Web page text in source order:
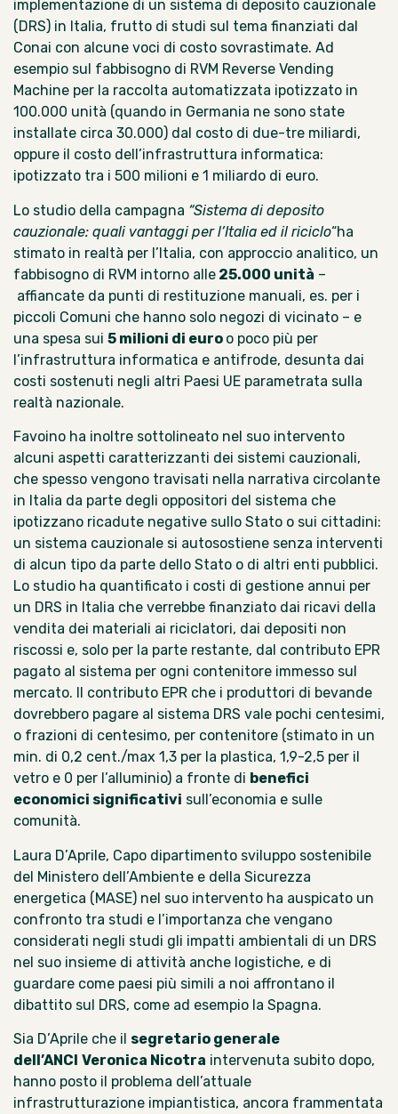
implementazione di un sistema di deposito cauzionale
(DRS) in Italia, frutto di studi sul tema finanziati dal
Conai con alcune voci di costo sovrastimate. Ad
esempio sul fabbisogno di RVM Reverse Vending
Machine per la raccolta automatizzata ipotizzato in
100.000 unità (quando in Germania ne sono state
installate circa 30.000) dal costo di due-tre miliardi,
oppure il costo dell’infrastruttura informatica:
ipotizzato tra i 500 milioni e 1 miliardo di euro.
Lo studio della campagna “Sistema di deposito
cauzionale: quali vantaggi per l’Italia ed il riciclo“ha
stimato in realtà per l’Italia, con approccio analitico, un
fabbisogno di RVM intorno alle 25.000 unità –
affiancate da punti di restituzione manuali, es. per i
piccoli Comuni che hanno solo negozi di vicinato – e
una spesa sui 5 milioni di euro o poco più per
l’infrastruttura informatica e antifrode, desunta dai
costi sostenuti negli altri Paesi UE parametrata sulla
realtà nazionale.
Favoino ha inoltre sottolineato nel suo intervento
alcuni aspetti caratterizzanti dei sistemi cauzionali,
che spesso vengono travisati nella narrativa circolante
in Italia da parte degli oppositori del sistema che
ipotizzano ricadute negative sullo Stato o sui cittadini:
un sistema cauzionale si autosostiene senza interventi
di alcun tipo da parte dello Stato o di altri enti pubblici.
Lo studio ha quantificato i costi di gestione annui per
un DRS in Italia che verrebbe finanziato dai ricavi della
vendita dei materiali ai riciclatori, dai depositi non
riscossi e, solo per la parte restante, dal contributo EPR
pagato al sistema per ogni contenitore immesso sul
mercato. Il contributo EPR che i produttori di bevande
dovrebbero pagare al sistema DRS vale pochi centesimi,
o frazioni di centesimo, per contenitore (stimato in un
min. di 0,2 cent./max 1,3 per la plastica, 1,9-2,5 per il
vetro e 0 per l’alluminio) a fronte di benefici
economici significativi sull’economia e sulle
comunità.
Laura D’Aprile, Capo dipartimento sviluppo sostenibile
del Ministero dell’Ambiente e della Sicurezza
energetica (MASE) nel suo intervento ha auspicato un
confronto tra studi e l’importanza che vengano
considerati negli studi gli impatti ambientali di un DRS
nel suo insieme di attività anche logistiche, e di
guardare come paesi più simili a noi affrontano il
dibattito sul DRS, come ad esempio la Spagna.
Sia D’Aprile che il segretario generale
dell’ANCI Veronica Nicotra intervenuta subito dopo,
hanno posto il problema dell’attuale
infrastrutturazione impiantistica, ancora frammentata